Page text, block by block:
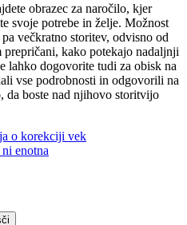
obrazec za naročilo, kjer
svoje potrebe in želje. Možnost
večkratno storitev, odvisno od
prepričani, kako potekajo nadaljnji
lahko dogovorite tudi za obisk na
vse podrobnosti in odgovorili na
da boste nad njihovo storitvijo
o korekciji vek
enotna